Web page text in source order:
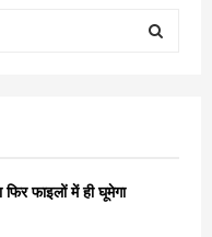
फाइलों में ही घूमेगा